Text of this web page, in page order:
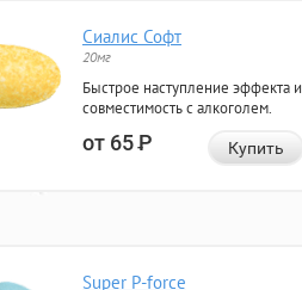
Сиалис Софт
20мг
Быстрое наступление эффекта и
совместимость с алкоголем.
от 65Р Купить
Super P-force